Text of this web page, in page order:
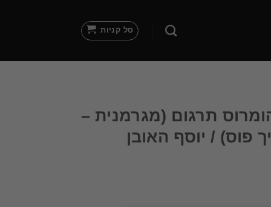
סל קניות
תרגום (מגרמנית –
פוס) / יוסף האובן